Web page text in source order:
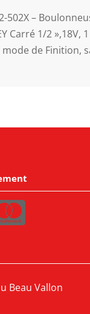
502X –
Carré 1/2 »,18V,
mode de Finition,
Beau Vallon